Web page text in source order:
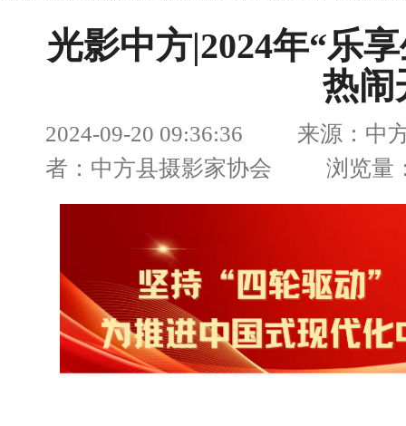
光影中方|2024年“乐
热闹
2024-09-20 09:36:36 来源：中方
者：中方县摄影家协会 浏览量